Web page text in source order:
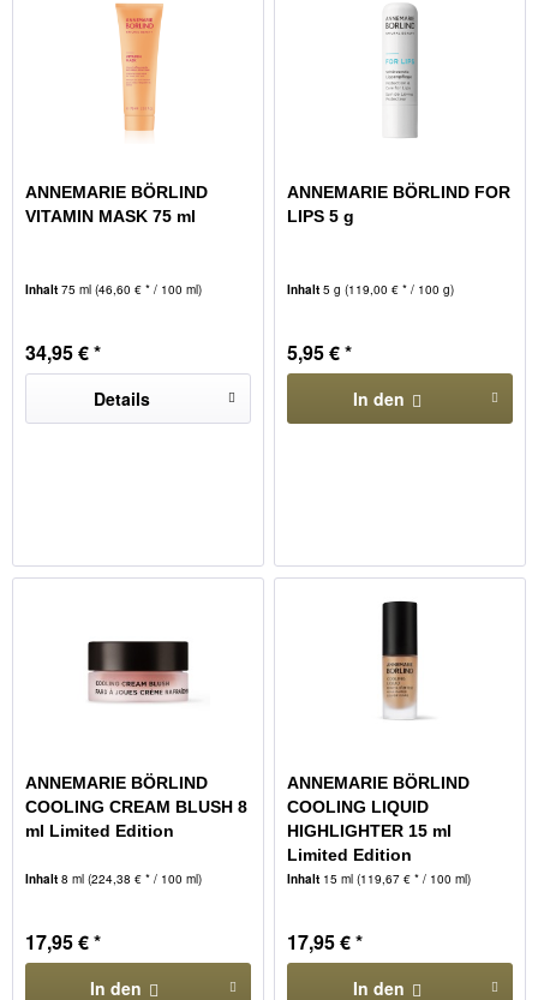
ANNEMARIE BÖRLIND
VITAMIN MASK 75 ml
Inhalt75 ml(46,60 € * / 100 ml)
34,95 € *
Details
ANNEMARIE BÖRLIND FOR
LIPS 5 g
Inhalt5 g(119,00 € * / 100 g)
5,95 € *
In den
ANNEMARIE BÖRLIND
COOLING CREAM BLUSH 8
ml Limited Edition
Inhalt8 ml(224,38 € * / 100 ml)
17,95 € *
In den
ANNEMARIE BÖRLIND
COOLING LIQUID
HIGHLIGHTER 15 ml
Limited Edition
Inhalt 15 ml(119,67 € * / 100 ml)
17,95 € *
In den